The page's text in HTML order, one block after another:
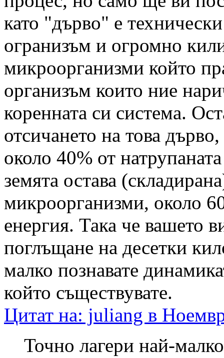
като "дърво" е
огранизъм и огромно
микроорганизми който
организъм които ние
коренната си система.
отсичането на това
около 40% от
земята остава
микроорганизми, около
енергия. Така че вашето
поглъщане на десетки
малко познавате
който съществувате.
Цитат на: juliang в
Точно лагери най-